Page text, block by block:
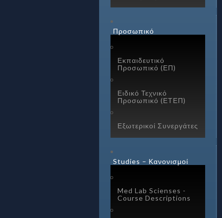
Προσωπικό
Εκπαιδευτικό
Προσωπικό (ΕΠ)
Ειδικό Τεχνικό
Προσωπικό (ΕΤΕΠ)
Εξωτερικοί Συνεργάτες
Studies – Κανονισμοί
Med Lab Scienses -
Course Descriptions